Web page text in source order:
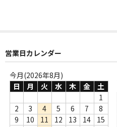
Webのみ no.4
売り切れ
営業日カレンダー
今月(2026年8月)
日
月 火 水 木 金
土
1
2
3 4 5 6 7
8
9
10 11 12 13 14
15